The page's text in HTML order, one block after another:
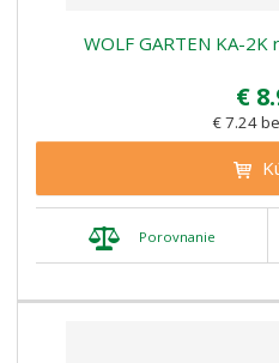
WOLF GARTEN KA-2K
€
€ 7.24
Porovnanie